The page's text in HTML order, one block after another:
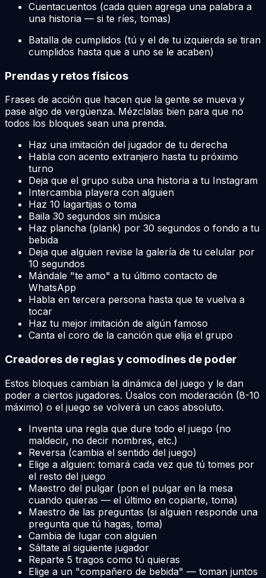
Cuentacuentos (cada quien agrega una palabra a
una historia — si te ríes, tomas)
Batalla de cumplidos (tú y el de tu izquierda se tiran
cumplidos hasta que a uno se le acaben)
Prendas y retos físicos
Frases de acción que hacen que la gente se mueva y
pase algo de vergüenza. Mézclalas bien para que no
todos los bloques sean una prenda.
Haz una imitación del jugador de tu derecha
Habla con acento extranjero hasta tu próximo
turno
Deja que el grupo suba una historia a tu Instagram
Intercambia playera con alguien
Haz 10 lagartijas o toma
Baila 30 segundos sin música
Haz plancha (plank) por 30 segundos o fondo a tu
bebida
Deja que alguien revise la galería de tu celular por
10 segundos
Mándale "te amo" a tu último contacto de
WhatsApp
Habla en tercera persona hasta que te vuelva a
tocar
Haz tu mejor imitación de algún famoso
Canta el coro de la canción que elija el grupo
Creadores de reglas y comodines de poder
Estos bloques cambian la dinámica del juego y le dan
poder a ciertos jugadores. Úsalos con moderación (8-10
máximo) o el juego se volverá un caos absoluto.
Inventa una regla que dure todo el juego (no
maldecir, no decir nombres, etc.)
Reversa (cambia el sentido del juego)
Elige a alguien: tomará cada vez que tú tomes por
el resto del juego
Maestro del pulgar (pon el pulgar en la mesa
cuando quieras — el último en copiarte, toma)
Maestro de las preguntas (si alguien responde una
pregunta que tú hagas, toma)
Cambia de lugar con alguien
Sáltate al siguiente jugador
Reparte 5 tragos como tú quieras
Elige a un "compañero de bebida" — toman juntos